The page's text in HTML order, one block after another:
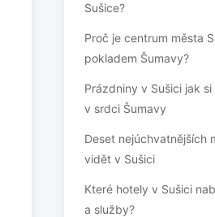
Sušice?
Proč je centrum města
pokladem Šumavy?
Prázdniny v Sušici jak
v srdci Šumavy
Deset nejúchvatnějších
vidět v Sušici
Které hotely v Sušici
a služby?